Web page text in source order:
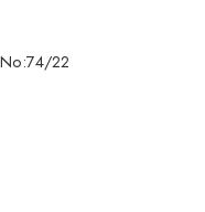
No:74/22